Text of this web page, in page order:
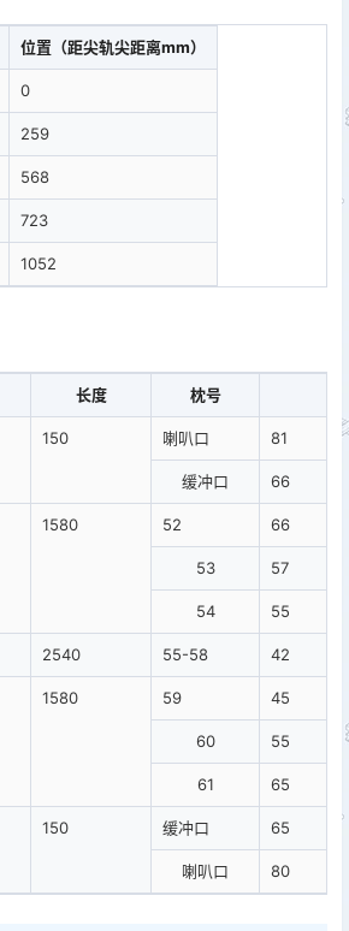
位置（距尖轨尖距离mm）
0
259
568
723
1052
长度 枕号
150 喇叭口 81
缓冲口 66
1580 52 66
53 57
54 55
2540 55-58 42
1580 59 45
60 55
61 65
150 缓冲口 65
喇叭口 80